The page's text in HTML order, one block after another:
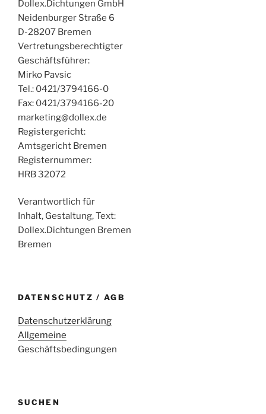
Dollex.Dichtungen GmbH
Neidenburger Straße 6
D-28207 Bremen
Vertretungsberechtigter
Geschäftsführer:
Mirko Pavsic
Tel.: 0421/3794166-0
Fax: 0421/3794166-20
marketing@dollex.de
Registergericht:
Amtsgericht Bremen
Registernummer:
HRB 32072
Verantwortlich für
Inhalt, Gestaltung, Text:
Dollex.Dichtungen Bremen
Bremen
DATENSCHUTZ / AGB
Datenschutzerklärung
Allgemeine
Geschäftsbedingungen
SUCHEN